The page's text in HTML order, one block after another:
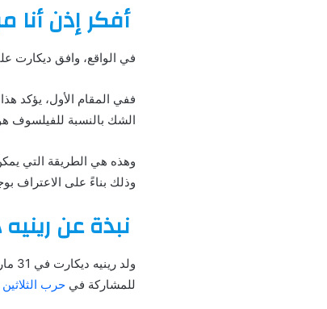
أفكر إذن
في الواقع، وافق ديكارت
ففي المقام الأول، يؤكد
الشك بالنسبة للفيلسوف
وهذه هي الطريقة التي
وذلك بناءً على الاعتراف
نبذة عن
للمشاركة في حرب